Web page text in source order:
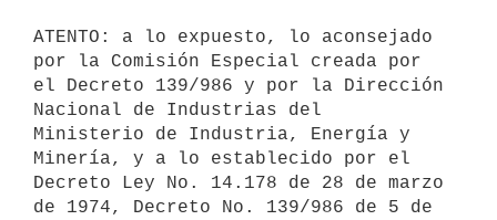
ATENTO: a lo expuesto, lo aconsejado
por la Comisión Especial creada por
el Decreto 139/986 y por la Dirección
Nacional de Industrias del
Ministerio de Industria, Energía y
Minería, y a lo establecido por el
Decreto Ley No. 14.178 de 28 de marzo
de 1974, Decreto No. 139/986 de 5 de